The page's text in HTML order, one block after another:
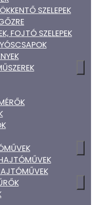
SZELEPEK
FOJTÓ SZELEPEK